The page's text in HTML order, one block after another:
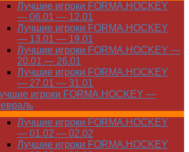
Лучшие игроки FORMA.HOCKEY
— 06.01 — 12.01
Лучшие игроки FORMA.HOCKEY
— 13.01 — 19.01
Лучшие игроки FORMA.HOCKEY —
20.01 — 26.01
Лучшие игроки FORMA.HOCKEY
— 27.01 — 31.01
игроки FORMA.HOCKEY —
Лучшие игроки FORMA.HOCKEY
— 01.02 — 02.02
Лучшие игроки FORMA.HOCKEY